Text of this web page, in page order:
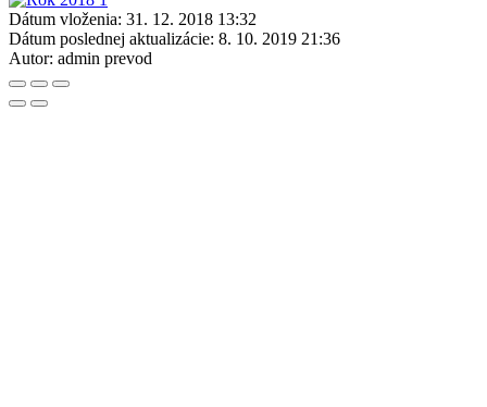
Dátum vloženia: 31. 12. 2018 13:32
Dátum poslednej aktualizácie: 8. 10. 2019 21:36
Autor: admin prevod